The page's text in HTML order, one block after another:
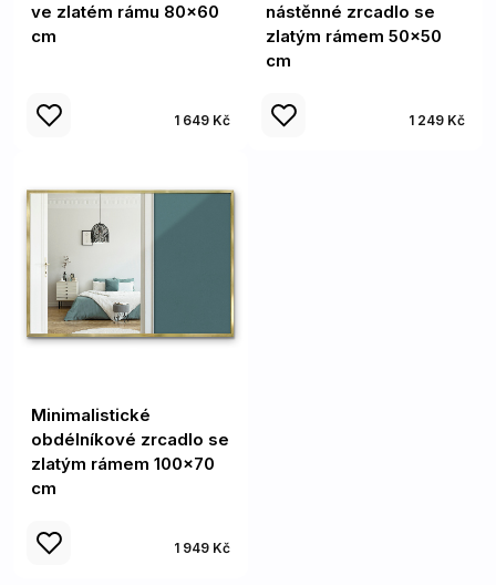
ve zlatém rámu 80x60
cm
1 649 Kč
nástěnné zrcadlo se
zlatým rámem 50x50
cm
1 249 Kč
Minimalistické
obdélníkové zrcadlo se
zlatým rámem 100x70
cm
1 949 Kč